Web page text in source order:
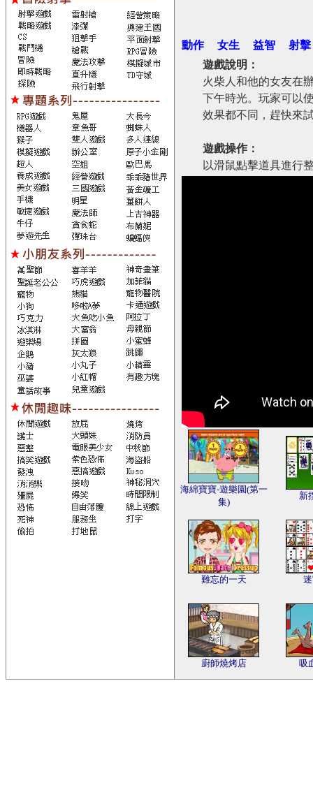
動作 女生 益智
射擊
遊戲說明：
火柴人和他的女友在
下午時光。玩家可以
效果都不同，趕快來
遊戲操作：
以滑鼠點擊道具進行
海綿寶寶-遊樂園(第一
集)
新
難忘的一天
廚師燒烤店 吸